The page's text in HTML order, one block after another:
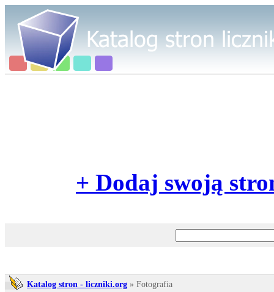
+ Dodaj swoją
Katalog stron - liczniki.org » Fotografia